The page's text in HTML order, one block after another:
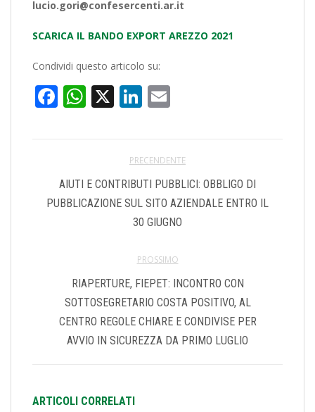
lucio.gori@confesercenti.ar.it
SCARICA IL BANDO EXPORT AREZZO 2021
Condividi questo articolo su:
Facebook
WhatsApp
X LinkedIn
PRECENDENTE
AIUTI E CONTRIBUTI PUBBLICI: OBBLIGO DI
PUBBLICAZIONE SUL SITO AZIENDALE ENTRO IL
30 GIUGNO
PROSSIMO
RIAPERTURE, FIEPET: INCONTRO CON
SOTTOSEGRETARIO COSTA POSITIVO, AL
CENTRO REGOLE CHIARE E CONDIVISE PER
AVVIO IN SICUREZZA DA PRIMO LUGLIO
ARTICOLI CORRELATI